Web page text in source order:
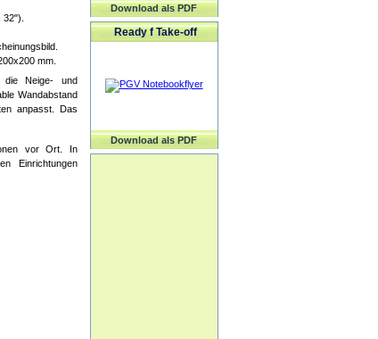
mm.
die Neige- und
Wandabstand
anpasst. Das
vor Ort. In
Einrichtungen
Download als PDF
Ready f Take-off
Download als PDF